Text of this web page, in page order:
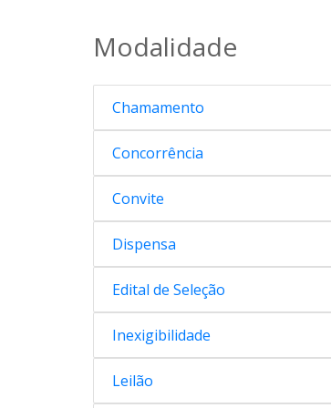
Modalidade
Chamamento
Concorrência
Convite
Dispensa
Edital de Seleção
Inexigibilidade
Leilão